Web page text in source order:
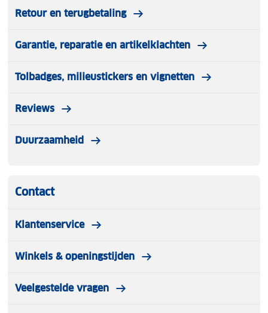
Retour en terugbetaling
Garantie, reparatie en artikelklachten
Tolbadges, milieustickers en vignetten
Reviews
Duurzaamheid
Contact
Klantenservice
Winkels & openingstijden
Veelgestelde vragen